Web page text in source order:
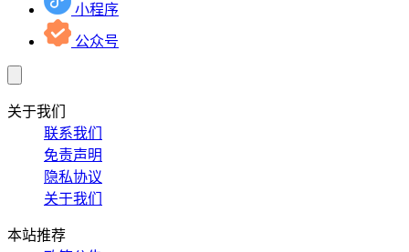
小程序
公众号
关于我们
联系我们
免责声明
隐私协议
关于我们
本站推荐